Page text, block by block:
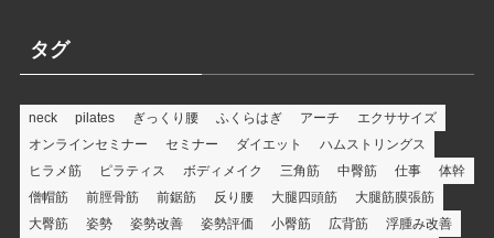
ー
タグ
neck pilates ぎっくり腰 ふくらはぎ アーチ
エクササイズ
オンラインセミナー
セミナー ダイエット
ハムストリングス
ヒラメ筋
ピラティス ボディメイク 三角筋 中臀筋 仕事
体幹
僧帽筋
前脛骨筋 前鋸筋 反り腰 大腿四頭筋
大腿筋膜張筋
大臀筋
姿勢 姿勢改善 姿勢評価 小臀筋 広背筋
浮腫み改善